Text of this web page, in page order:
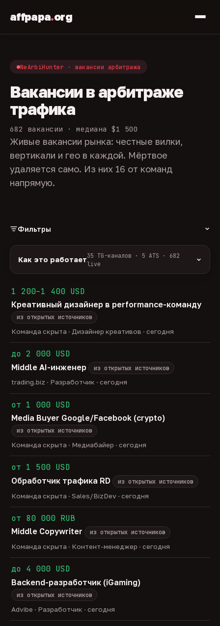
affpapa.org
NeArbiHunter · вакансии арбитража
Вакансии в арбитраже
трафика
682 вакансии · медиана $1 500
Живые вакансии рынка: честные вилки,
вертикали и гео в каждой. Мёртвое
удаляется само. Из них 16 от команд
напрямую.
Фильтры
удалённо 587 гибрид
ГРЕЙД
junior43 middle276
head 23
только с зарплатой
Как это работает35 TG-каналов · 5 ATS · 682
live
ArbiHunter, Партнёркин и ATS-площадки
(Greenhouse, Himalayas и другие).
Разбор:нейронка разбирает сырец каждые 30
минут — роль, вертикаль, формат, вилка, грейд.
Скам-фильтр:
без предоплат и взносов, без
обещаний гарантированного дохода, без увода в
Свежесть:протухшее удаляется автоматически
через 30 дней.
35TG-каналов ·5ATS-площадок ·
1 200–1 400 USD
Креативный дизайнер в performance-команду
из открытых источников
Команда скрыта · Дизайнер креативов · сегодня
до 2 000 USD
Middle AI-инженер
из открытых источников
trading.biz · Разработчик · сегодня
от 1 000 USD
Media Buyer Google/Facebook (crypto)
из открытых источников
Команда скрыта · Медиабайер · сегодня
от 1 500 USD
Обработчик трафика RD
из открытых источников
Команда скрыта · Sales/BizDev · сегодня
от 80 000 RUB
Middle Copywriter
из открытых источников
Команда скрыта · Контент-менеджер · сегодня
до 4 000 USD
Backend-разработчик (iGaming)
из открытых источников
Advibe · Разработчик · сегодня